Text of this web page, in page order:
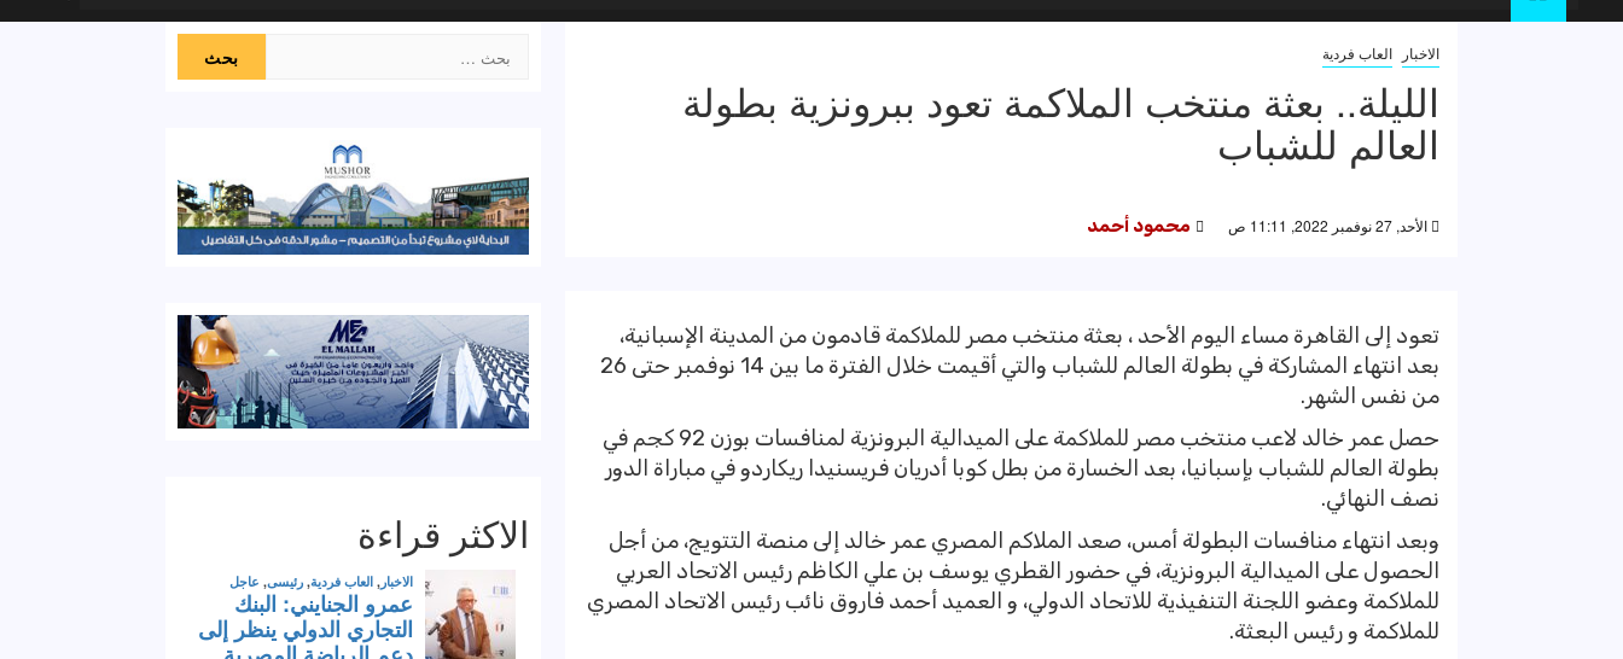
الاخبار العاب فردية
الليلة.. بعثة منتخب الملاكمة تعود ببرونزية بطولة
العالم للشباب
الأحد, 27 نوفمبر 2022, 11:11 ص محمود أحمد
تعود إلى القاهرة مساء اليوم الأحد ، بعثة منتخب مصر للملاكمة قادمون من المدينة الإسبانية،
بعد انتهاء المشاركة في بطولة العالم للشباب والتي أقيمت خلال الفترة ما بين 14 نوفمبر حتى 26
من نفس الشهر.
حصل عمر خالد لاعب منتخب مصر للملاكمة على الميدالية البرونزية لمنافسات بوزن 92 كجم في
بطولة العالم للشباب بإسبانيا، بعد الخسارة من بطل كوبا أدريان فريسنيدا ريكاردو في مباراة الدور
نصف النهائي.
وبعد انتهاء منافسات البطولة أمس، صعد الملاكم المصري عمر خالد إلى منصة التتويج، من أجل
الحصول على الميدالية البرونزية، في حضور القطري يوسف بن علي الكاظم رئيس الاتحاد العربي
للملاكمة وعضو اللجنة التنفيذية للاتحاد الدولي، و العميد أحمد فاروق نائب رئيس الاتحاد المصري
للملاكمة و رئيس البعثة.
عن:
الاكثر قراءة